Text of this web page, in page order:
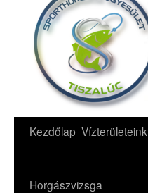
Kilépés
tartalomba
Kezdőlap Vízterületeink
Horgászvizsga